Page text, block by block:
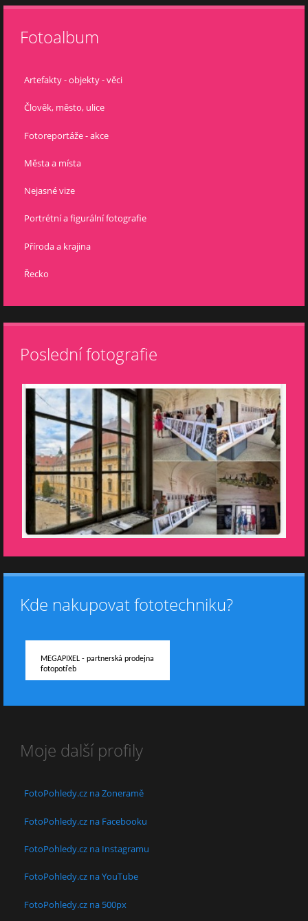
Fotoalbum
Artefakty - objekty - věci
Člověk, město, ulice
Fotoreportáže - akce
Města a místa
Nejasné vize
Portrétní a figurální fotografie
Příroda a krajina
Řecko
Poslední fotografie
Kde nakupovat fototechniku?
MEGAPIXEL - partnerská prodejna
fotopotřeb
Moje další profily
FotoPohledy.cz na Zoneramě
FotoPohledy.cz na Facebooku
FotoPohledy.cz na Instagramu
FotoPohledy.cz na YouTube
FotoPohledy.cz na 500px